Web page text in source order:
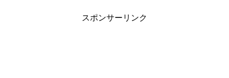
スポンサーリンク